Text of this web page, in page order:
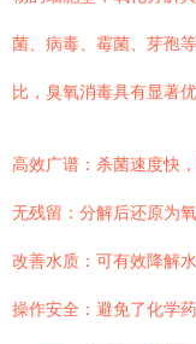
菌、病毒、霉菌、芽孢
比，臭氧消毒具有显著优
高效广谱：杀菌速度快
无残留：分解后还原为
改善水质：可有效降解
操作安全：避免了化学